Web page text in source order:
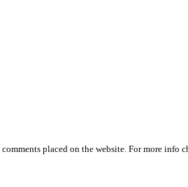
placed on the website. For more